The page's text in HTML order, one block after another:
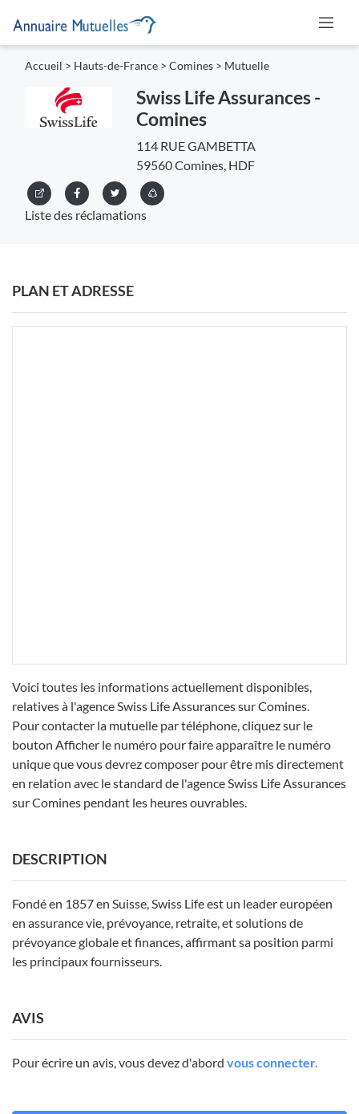
Accueil > Hauts-de-France > Comines > Mutuelle
Swiss Life Assurances -
Comines
114 RUE GAMBETTA
59560 Comines, HDF
Liste des réclamations
PLAN ET ADRESSE
Voici toutes les informations actuellement disponibles,
relatives à l'agence Swiss Life Assurances sur Comines.
Pour contacter la mutuelle par téléphone, cliquez sur le
bouton Afficher le numéro pour faire apparaître le numéro
unique que vous devrez composer pour être mis directement
en relation avec le standard de l'agence Swiss Life Assurances
sur Comines pendant les heures ouvrables.
DESCRIPTION
Fondé en 1857 en Suisse, Swiss Life est un leader européen
en assurance vie, prévoyance, retraite, et solutions de
prévoyance globale et finances, affirmant sa position parmi
les principaux fournisseurs.
AVIS
Pour écrire un avis, vous devez d'abord vous connecter.